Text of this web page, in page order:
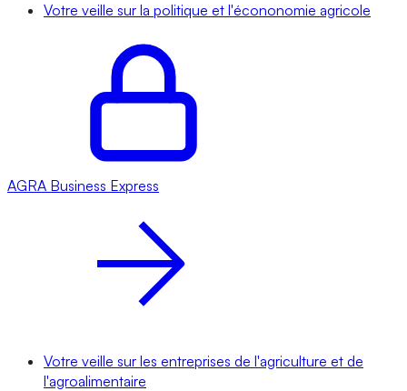
Votre veille sur la politique et l'écononomie agricole
AGRA Business Express
Votre veille sur les entreprises de l'agriculture et de
l'agroalimentaire